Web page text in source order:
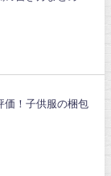
価！子供服の梱包